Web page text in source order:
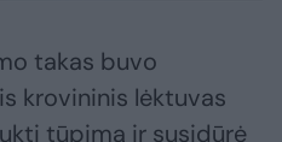
takas buvo
krovininis lėktuvas
tūpimą ir susidūrė